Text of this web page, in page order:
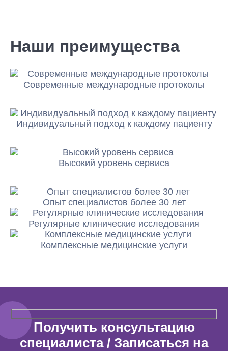
Наши преимущества
Современные международные протоколы
Индивидуальный подход к каждому пациенту
Высокий уровень сервиса
Опыт специалистов более 30 лет
Регулярные клинические исследования
Комплексные медицинские услуги
Получить консультацию
специалиста / Записаться на